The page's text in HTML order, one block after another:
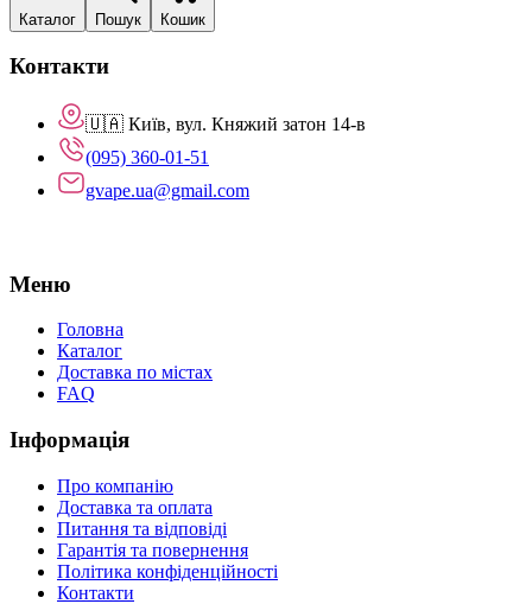
Каталог Пошук Кошик
Контакти
🇺🇦 Київ, вул. Княжий затон 14-в
(095) 360-01-51
gvape.ua@gmail.com
Меню
Головна
Каталог
Доставка по містах
FAQ
Інформація
Про компанію
Доставка та оплата
Питання та відповіді
Гарантія та повернення
Політика конфіденційності
Контакти